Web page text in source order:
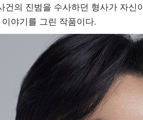
건의 진범을 수사하던 형사가 자
야기를 그린 작품이다.